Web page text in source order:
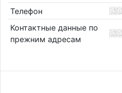
Телефон
Контактные данные по
прежним адресам